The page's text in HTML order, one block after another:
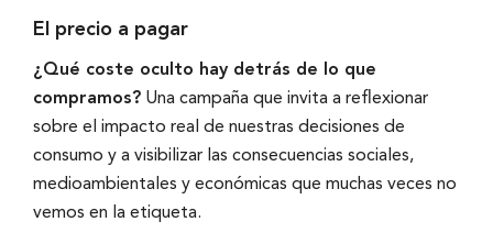
El precio a pagar
¿Qué coste oculto hay detrás de lo que
compramos?Una campaña que invita a reflexionar
sobre el impacto real de nuestras decisiones de
consumo y a visibilizar las consecuencias sociales,
medioambientales y económicas que muchas veces no
vemos en la etiqueta.